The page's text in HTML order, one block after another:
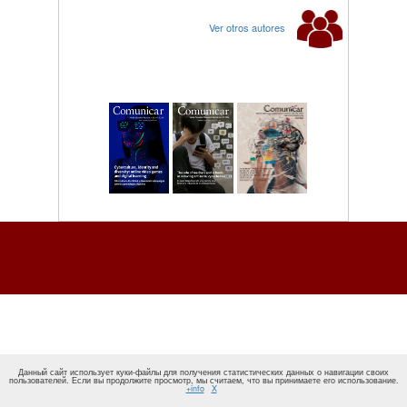
Ver otros autores
Данный сайт использует куки-файлы для получения статистических данных о навигации своих
пользователей. Если вы продолжите просмотр, мы считаем, что вы принимаете его использование.
+info X